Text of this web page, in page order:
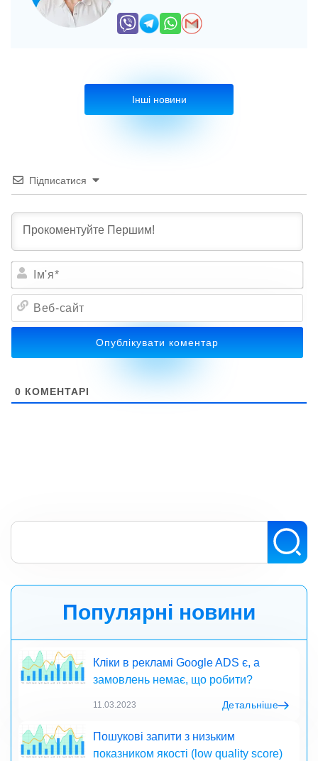
Інші новини
Підписатися
0 КОМЕНТАРІ
Популярні новини
Кліки в рекламі Google ADS є, а
замовлень немає, що робити?
11.03.2023 Детальніше
Пошукові запити з низьким
показником якості (low quality score)